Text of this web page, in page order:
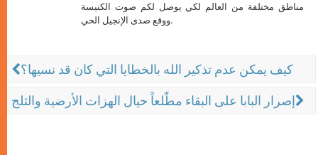
مناطق مختلفة من العالم لكي يوصل لكم صوت الكنيسة
ووقع صدى الإنجيل الحي.
كيف يمكن عدم تذكير الله بالخطايا التي كان قد نسيها؟
إصرار البابا على البقاء مطّلعاً حيال الهزات الأرضية والثلج